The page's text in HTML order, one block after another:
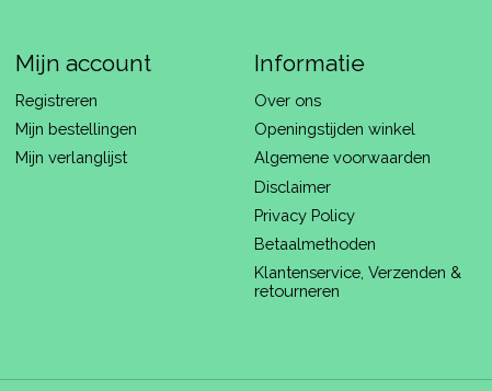
Mijn account
Registreren
Mijn bestellingen
Mijn verlanglijst
Informatie
Over ons
Openingstijden winkel
Algemene voorwaarden
Disclaimer
Privacy Policy
Betaalmethoden
Klantenservice, Verzenden &
retourneren